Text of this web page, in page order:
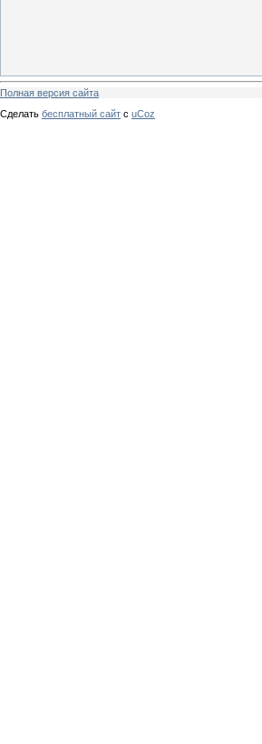
Полная версия сайта
Сделать бесплатный сайт с uCoz